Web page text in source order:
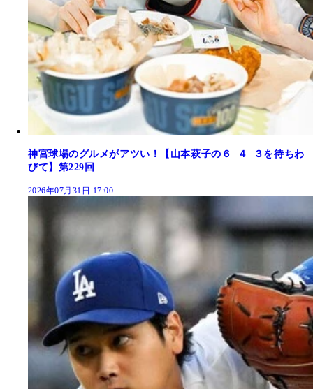
神宮球場のグルメがアツい！【山本萩子の６−４−３を待ちわ
びて】第229回
2026年07月31日 17:00